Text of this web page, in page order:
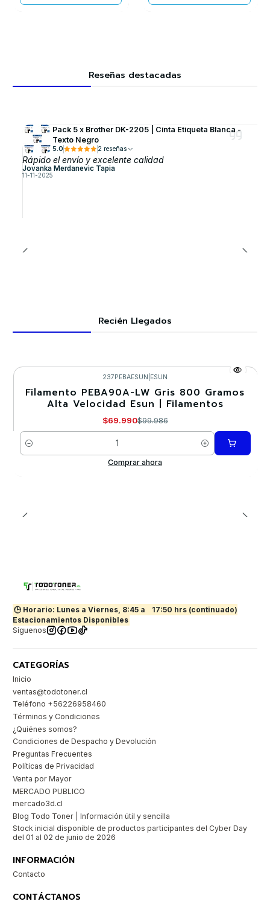
Reseñas destacadas
Pack 5 x Brother DK-2205 | Cinta Etiqueta Blanca -
Texto Negro
5.0 2 reseñas
Rápido el envío y excelente calidad
Jovanka Merdanevic Tapia
11-11-2025
Recién Llegados
-30%
237PEBAESUN ESUN
Filamento PEBA90A-LW Gris 800 Gramos
Alta Velocidad Esun | Filamentos
$69.990$99.986
Cantidad
Comprar ahora
🕒 Horario: Lunes a Viernes, 8:45 a
17:50 hrs (continuado)
Estacionamientos Disponibles
Síguenos
CATEGORÍAS
Inicio
ventas@todotoner.cl
Teléfono +56226958460
Términos y Condiciones
¿Quiénes somos?
Condiciones de Despacho y Devolución
Preguntas Frecuentes
Políticas de Privacidad
Venta por Mayor
MERCADO PUBLICO
mercado3d.cl
Blog Todo Toner | Información útil y sencilla
Stock inicial disponible de productos participantes del Cyber Day
del 01 al 02 de junio de 2026
INFORMACIÓN
Contacto
CONTÁCTANOS